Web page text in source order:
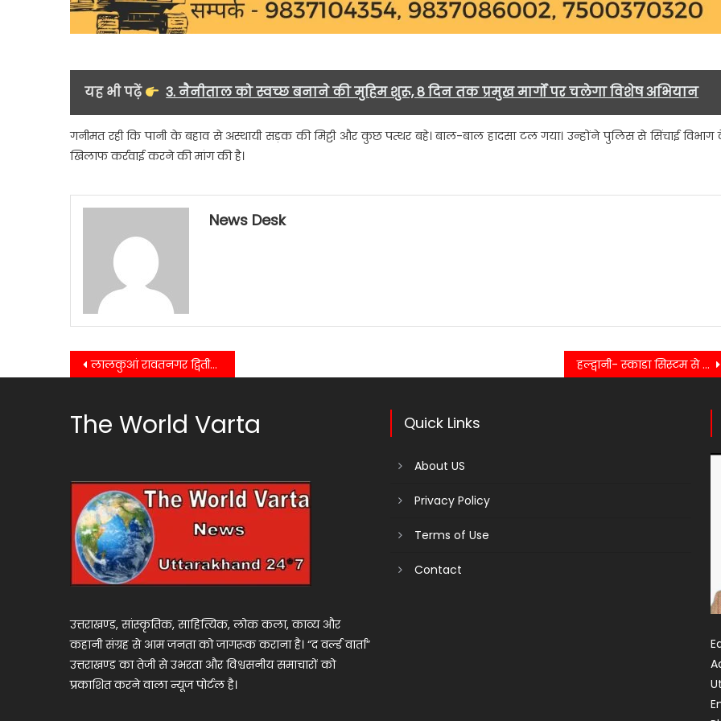
यह भी पढ़ें 3. नैनीताल को स्वच्छ बनाने की मुहिम शुरू, 8 दिन तक प्रमुख मार्गों पर चलेगा विशेष अभियान
गनीमत रही कि पानी के बहाव से अस्थायी सड़क की मिट्टी और कुछ पत्थर बहे। बाल-बाल हादसा टल गया। उन्होंने पुलिस से सिंचाई
खिलाफ कर्रवाई करने की मांग की है।
News Desk
Post
लालकुआं रावतनगर द्वितीय में ग्रामीण ने गला घोटकर कर दी अपनी पत्नी की हत्या……. हल्द्वानी- स्काडा सिस्टम से होगी पेयजल व्यवस्था की स्मार्ट मॉनिटरिंग, पेयजल लाइन लीक होने पर मिलेगी सूचना
The World Varta
उत्तराखण्ड, सांस्कृतिक, साहित्यिक, लोक कला, काव्य और
कहानी संग्रह से आम जनता को जागरूक कराना है। “द वर्ल्ड वार्ता”
उत्तराखण्ड का तेजी से उभरता और विश्वसनीय समाचारों को
प्रकाशित करने वाला न्यूज पोर्टल है।
Quick Links
About US
Privacy Policy
Terms of Use
Contact